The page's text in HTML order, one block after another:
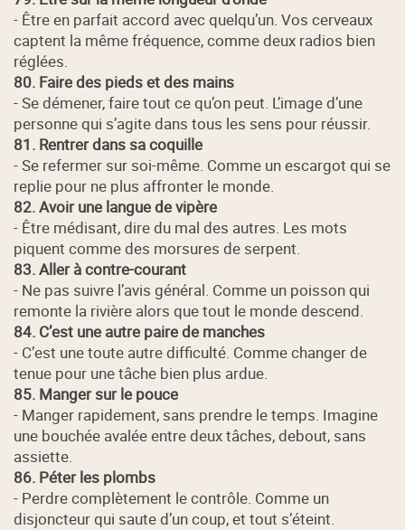
- Être en parfait accord avec quelqu’un. Vos cerveaux
captent la même fréquence, comme deux radios bien
réglées.
80. Faire des pieds et des mains
- Se démener, faire tout ce qu’on peut. L’image d’une
personne qui s’agite dans tous les sens pour réussir.
81. Rentrer dans sa coquille
- Se refermer sur soi-même. Comme un escargot qui se
replie pour ne plus affronter le monde.
82. Avoir une langue de vipère
- Être médisant, dire du mal des autres. Les mots
piquent comme des morsures de serpent.
83. Aller à contre-courant
- Ne pas suivre l’avis général. Comme un poisson qui
remonte la rivière alors que tout le monde descend.
84. C’est une autre paire de manches
- C’est une toute autre difficulté. Comme changer de
tenue pour une tâche bien plus ardue.
85. Manger sur le pouce
- Manger rapidement, sans prendre le temps. Imagine
une bouchée avalée entre deux tâches, debout, sans
assiette.
86. Péter les plombs
- Perdre complètement le contrôle. Comme un
disjoncteur qui saute d’un coup, et tout s’éteint.